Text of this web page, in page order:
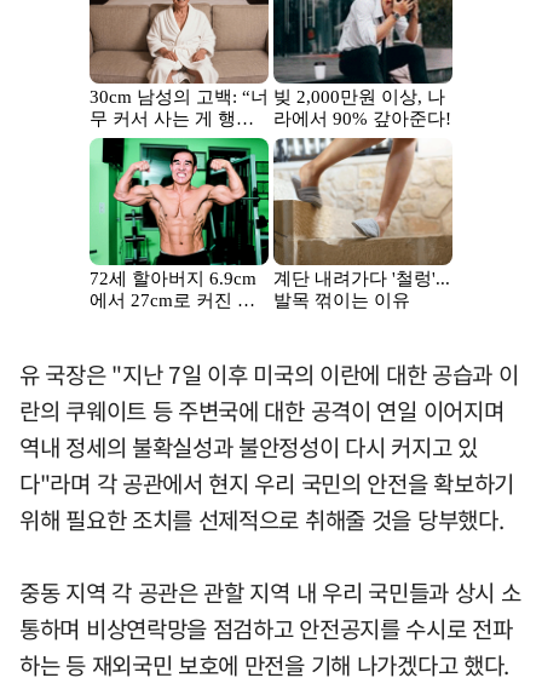
유 국장은 "지난 7일 이후 미국의 이란에 대한 공습과 이
란의 쿠웨이트 등 주변국에 대한 공격이 연일 이어지며
역내 정세의 불확실성과 불안정성이 다시 커지고 있
다"라며 각 공관에서 현지 우리 국민의 안전을 확보하기
위해 필요한 조치를 선제적으로 취해줄 것을 당부했다.
중동 지역 각 공관은 관할 지역 내 우리 국민들과 상시 소
통하며 비상연락망을 점검하고 안전공지를 수시로 전파
하는 등 재외국민 보호에 만전을 기해 나가겠다고 했다.